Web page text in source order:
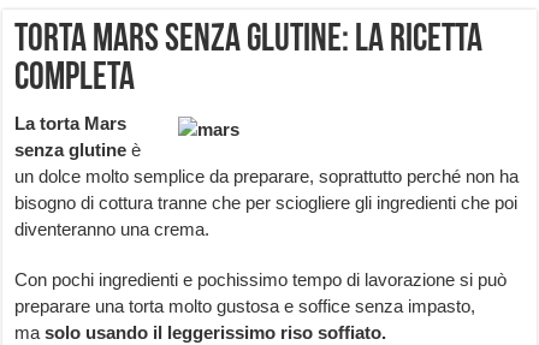
Torta Mars senza glutine: la ricetta
completa
La torta Mars
senza glutine è
un dolce molto semplice da preparare, soprattutto perché non ha
bisogno di cottura tranne che per sciogliere gli ingredienti che poi
diventeranno una crema.
Con pochi ingredienti e pochissimo tempo di lavorazione si può
preparare una torta molto gustosa e soffice senza impasto,
masolo usando il leggerissimo riso soffiato.